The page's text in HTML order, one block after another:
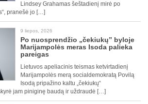
Lindsey Grahamas šeštadienį mirė po
pranešė jo […]
9 liepos, 2026
Po nuosprendžio „čekiukų” byloje
Marijampolės meras Isoda palieka
pareigas
Lietuvos apeliacinis teismas ketvirtadienį
Marijampolės merą socialdemokratą Povilą
Isodą pripažino kaltu „čekiukų“
jam piniginę baudą ir uždraudė […]